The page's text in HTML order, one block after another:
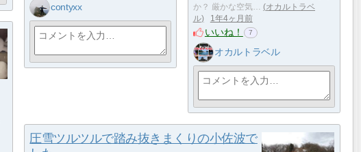
contyxx
か？ 厳かな空気…
オカルトラベ
ル
1年4ヶ月前
いいね！ 7
オカルトラベル
圧雪ツルツルで踏み抜きまくりの小佐波で